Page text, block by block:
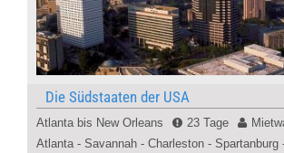
Die Südstaaten der USA
Atlanta bis New Orleans 23 Tage
Atlanta - Savannah - Charleston - Spartanburg